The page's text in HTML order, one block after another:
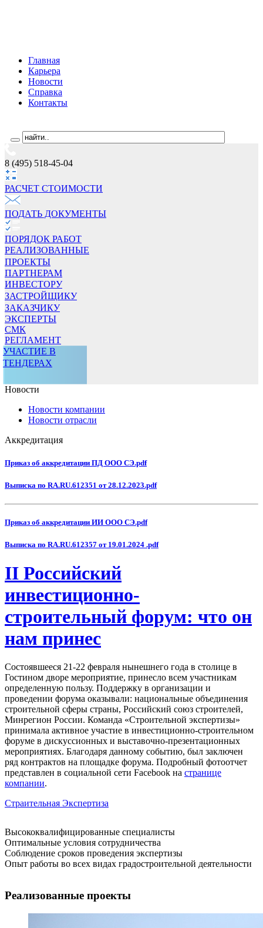
Главная
Карьера
Новости
Справка
Контакты
8 (495) 518-45-04
РАСЧЕТ СТОИМОCТИ
ПОДАТЬ ДОКУМЕНТЫ
ПОРЯДОК РАБОТ
РЕАЛИЗОВАННЫЕ
ПРОЕКТЫ
ПАРТНЕРАМ
ИНВЕСТОРУ
ЗАСТРОЙЩИКУ
ЗАКАЗЧИКУ
ЭКСПЕРТЫ
СМК
РЕГЛАМЕНТ
УЧАСТИЕ В
ТЕНДЕРАХ
Новости
Новости компании
Новости отрасли
Аккредитация
Приказ об аккредитации ПД ООО СЭ.pdf
Выписка по RA.RU.612351 от 28.12.2023.pdf
Приказ об аккредитации ИИ ООО СЭ.pdf
Выписка по RA.RU.612357 от 19.01.2024 .pdf
II Российский
инвестиционно-
строительный форум: что он
нам принес
Состоявшееся 21-22 февраля нынешнего года в столице в
Гостином дворе мероприятие, принесло всем участникам
определенную пользу. Поддержку в организации и
проведении форума оказывали: национальные объединения
строительной сферы страны, Российский союз строителей,
Минрегион России. Команда «Строительной экспертизы»
принимала активное участие в инвестиционно-строительном
форуме в дискуссионных и выставочно-презентационных
мероприятиях. Благодаря данному событию, был заключен
ряд контрактов на площадке форума. Подробный фотоотчет
представлен в социальной сети Facebook на странице
компании.
Страительная Экспертиза
Высококвалифицированные специалисты
Оптимальные условия сотрудничества
Соблюдение сроков проведения экспертизы
Опыт работы во всех видах градостроительной деятельности
Реализованные проекты